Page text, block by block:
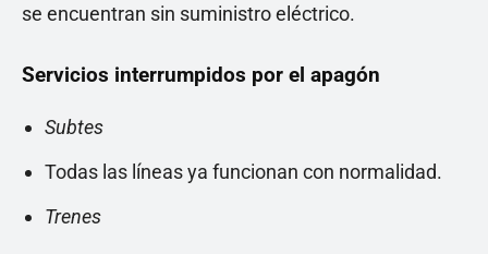
se encuentran sin suministro eléctrico.
Servicios interrumpidos por el apagón
Subtes
Todas las líneas ya funcionan con normalidad.
Trenes